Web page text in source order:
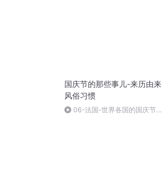
国庆节的那些事儿-来历由来
风俗习惯
06-法国-世界各国的国庆节-